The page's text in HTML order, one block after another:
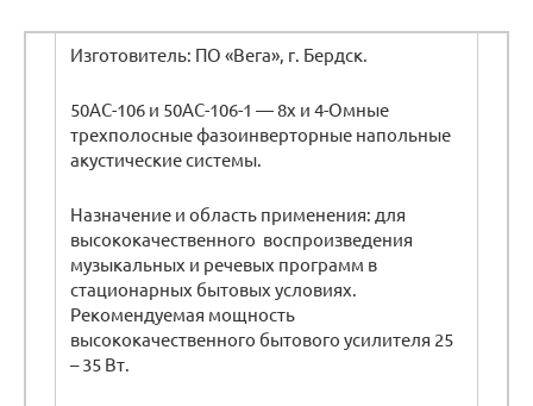
Изготовитель: ПО «Вега», г. Бердск.
50АС-106 и 50АС-106-1 — 8х и 4-Омные
трехполосные фазоинверторные напольные
акустические системы.
Назначение и область применения: для
высококачественного воспроизведения
музыкальных и речевых программ в
стационарных бытовых условиях.
Рекомендуемая мощность
высококачественного бытового усилителя 25
– 35 Вт.